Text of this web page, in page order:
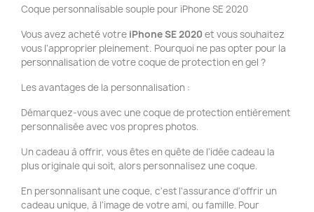
Coque personnalisable souple pour iPhone SE 2020
Vous avez acheté votre iPhone SE 2020 et vous souhaitez
vous l'approprier pleinement. Pourquoi ne pas opter pour la
personnalisation de votre coque de protection en gel ?
Les avantages de la personnalisation :
Démarquez-vous avec une coque de protection entièrement
personnalisée avec vos propres photos.
Un cadeau à offrir, vous êtes en quête de l'idée cadeau la
plus originale qui soit, alors personnalisez une coque.
En personnalisant une coque, c'est l'assurance d'offrir un
cadeau unique, à l'image de votre ami, ou famille. Pour